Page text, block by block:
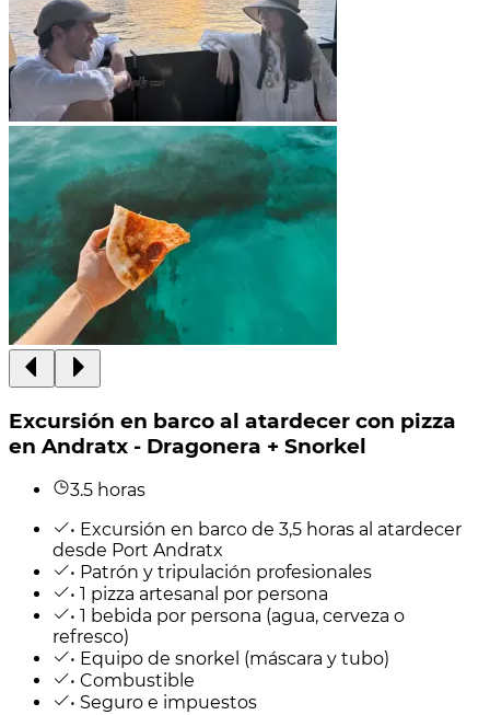
Excursión en barco al atardecer con pizza
en Andratx - Dragonera + Snorkel
3.5 horas
• Excursión en barco de 3,5 horas al atardecer
desde Port Andratx
• Patrón y tripulación profesionales
• 1 pizza artesanal por persona
• 1 bebida por persona (agua, cerveza o
refresco)
• Equipo de snorkel (máscara y tubo)
• Combustible
• Seguro e impuestos